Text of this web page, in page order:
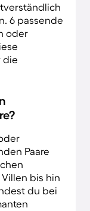
6 passende
oder
die
Paare
bis hin
du bei